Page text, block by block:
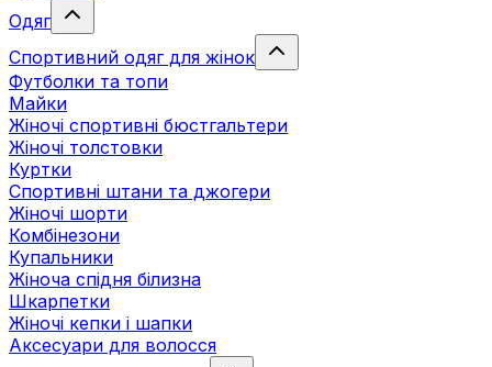
Одяг
Спортивний одяг для жінок
Футболки та топи
Майки
Жіночі спортивні бюстгальтери
Жіночі толстовки
Куртки
Спортивні штани та джогери
Жіночі шорти
Комбінезони
Купальники
Жіноча спідня білизна
Шкарпетки
Жіночі кепки і шапки
Аксесуари для волосся